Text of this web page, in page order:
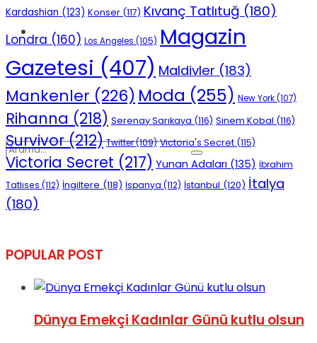
Podcast
No Result
Kardashian (123) Konser (117) Kıvanç Tatlıtuğ (180)
Londra (160) Los Angeles (105) Magazin
Gazetesi (407) Maldivler (183)
Mankenler (226) Moda (255) New York(107)
Rihanna (218) Serenay Sarıkaya (116) Sinem Kobal (116)
Survivor(212) Twitter(109) Victoria's Secret (115)
Victoria Secret (217) Yunan Adaları (135) İbrahim
Tatlıses (112) İngiltere (118) İspanya (112) İstanbul (120) İtalya
(180)
POPULAR POST
Dünya Emekçi Kadınlar Günü kutlu olsun